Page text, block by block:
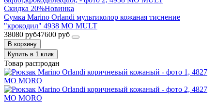
Скидка 20%Новинка
Сумка Marino Orlandi мультиколор кожаная тиснение
"крокодил" 4938 MO MULT
38080 руб47600 руб
В корзину
Купить в 1 клик
Товар распродан